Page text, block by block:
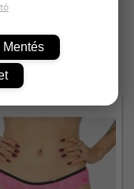
Mentés